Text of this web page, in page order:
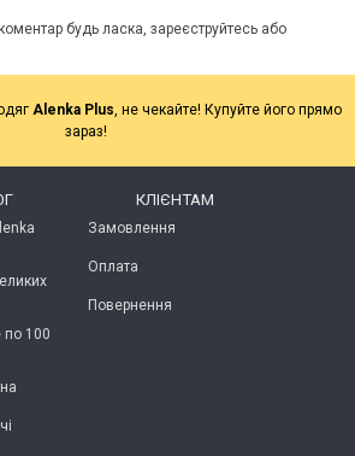
будь ласка, зареєструйтесь або
Alenka Plus, не чекайте! Купуйте його прямо
зараз!
по 100
КЛІЄНТАМ
Замовлення
Оплата
Повернення